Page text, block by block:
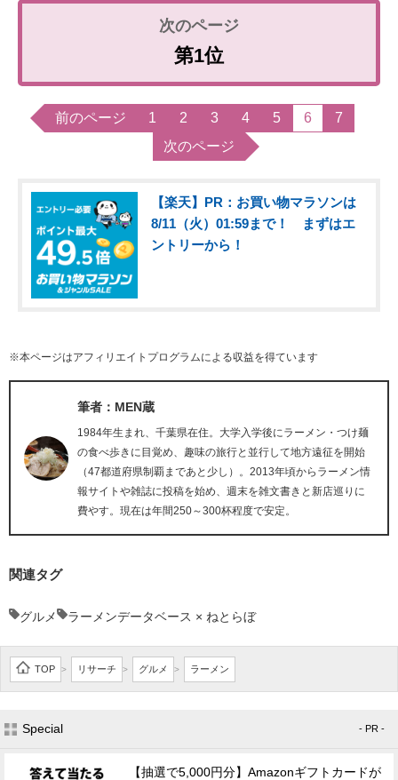
第1位
前のページ 1 2 3 4 5 6
7
次のページ
【楽天】PR：お買い物マラソンは
8/11（火）01:59まで！ まずはエ
ントリーから！
※本ページはアフィリエイトプログラムによる収益を得ています
筆者：MEN蔵
1984年生まれ、千葉県在住。大学入学後にラーメン・つけ麺
の食べ歩きに目覚め、趣味の旅行と並行して地方遠征を開始
（47都道府県制覇まであと少し）。2013年頃からラーメン情
報サイトや雑誌に投稿を始め、週末を雑文書きと新店巡りに
費やす。現在は年間250～300杯程度で安定。
関連タグ
グルメ ラーメンデータベース × ねとらぼ
TOP > リサーチ > グルメ > ラーメン
Special - PR -
【抽選で5,000円分】Amazonギフトカードが